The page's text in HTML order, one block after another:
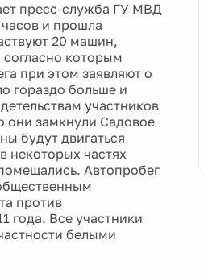
пресс-служба ГУ МВД
и прошла
20 машин,
которым
при этом заявляют о
гораздо больше и
участников
они замкнули Садовое
будут двигаться
некоторых частях
Автопробег
против
года. Все участники
белыми